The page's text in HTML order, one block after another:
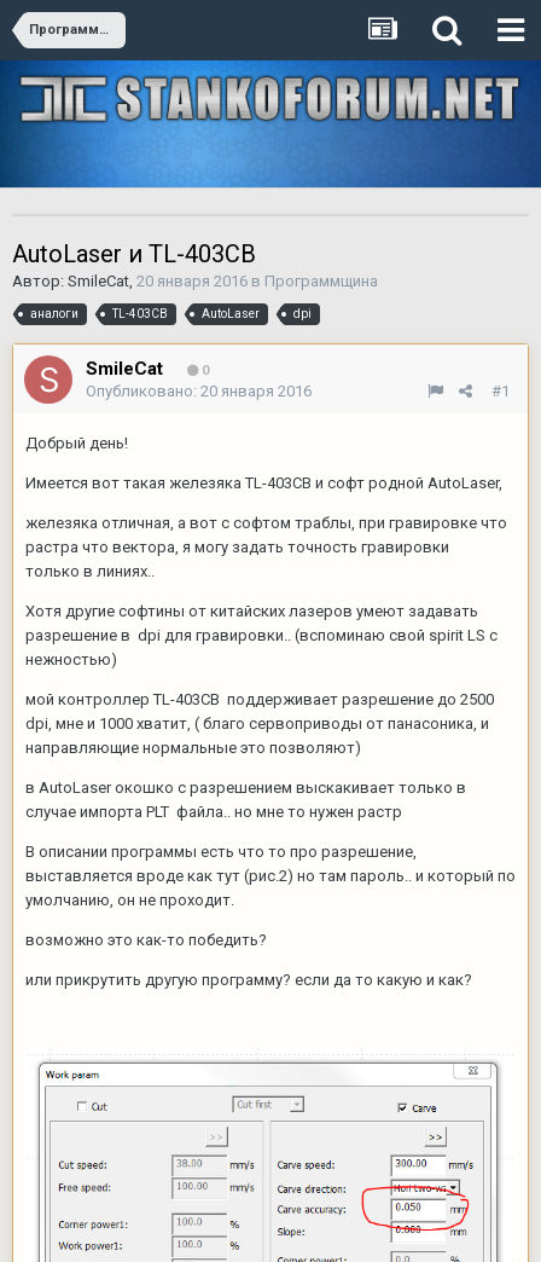
Программщина
AutoLaser и TL-403CB
Автор: SmileCat, 20 января 2016 в Программщина
аналоги TL-403CB AutoLaser dpi
SmileCat 0
#1
Опубликовано: 20 января 2016
Добрый день!
Имеется вот такая железяка TL-403CB и софт родной AutoLaser,
железяка отличная, а вот с софтом траблы, при гравировке что
растра что вектора, я могу задать точность гравировки
только в линиях..
Хотя другие софтины от китайских лазеров умеют задавать
разрешение в dpi для гравировки.. (вспоминаю свой spirit LS с
нежностью)
мой контроллер TL-403CB поддерживает разрешение до 2500
dpi, мне и 1000 хватит, ( благо сервоприводы от панасоника, и
направляющие нормальные это позволяют)
в AutoLaser окошко с разрешением выскакивает только в
случае импорта PLT файла.. но мне то нужен растр
В описании программы есть что то про разрешение,
выставляется вроде как тут (рис.2) но там пароль.. и который по
умолчанию, он не проходит.
возможно это как-то победить?
или прикрутить другую программу? если да то какую и как?